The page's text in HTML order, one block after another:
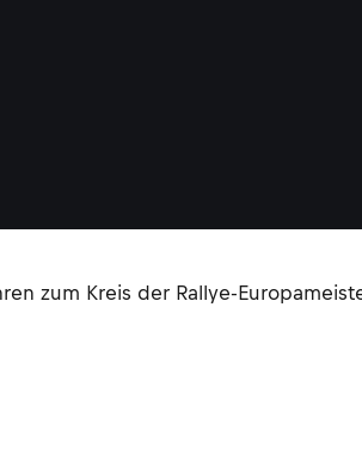
zum Kreis der Rallye-